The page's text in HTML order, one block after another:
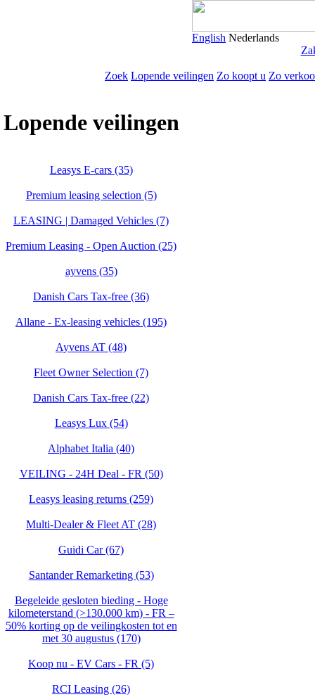
English Nederlands
Zoek Lopende veilingen Zo koopt u Zo
Lopende veilingen
Leasys E-cars (35)
Premium leasing selection (5)
LEASING | Damaged Vehicles (7)
Premium Leasing - Open Auction (25)
ayvens (35)
Danish Cars Tax-free (36)
Allane - Ex-leasing vehicles (195)
Ayvens AT (48)
Fleet Owner Selection (7)
Danish Cars Tax-free (22)
Leasys Lux (54)
Alphabet Italia (40)
VEILING - 24H Deal - FR (50)
Leasys leasing returns (259)
Multi-Dealer & Fleet AT (28)
Guidi Car (67)
Santander Remarketing (53)
Begeleide gesloten bieding - Hoge
kilometerstand (>130.000 km) - FR –
50% korting op de veilingkosten tot en
met 30 augustus (170)
Koop nu - EV Cars - FR (5)
RCI Leasing (26)